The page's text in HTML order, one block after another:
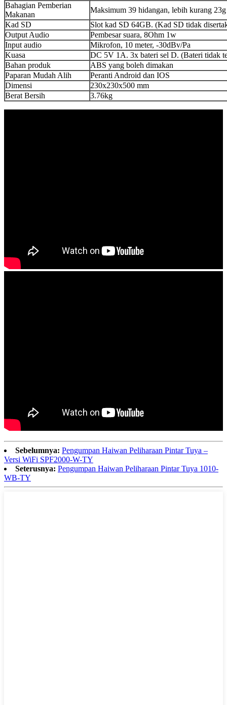
Bahagian Pemberian
Makanan
Maksimum 39 hidangan, lebih kurang
Kad SD
Slot kad SD 64GB. (Kad SD tidak
Output Audio
Pembesar suara, 8Ohm 1w
Input audio
Mikrofon, 10 meter, -30dBv/Pa
Kuasa
DC 5V 1A. 3x bateri sel D. (Bateri tidak
Bahan produk
ABS yang boleh dimakan
Paparan Mudah Alih
Peranti Android dan IOS
Dimensi
230x230x500 mm
Berat Bersih
3.76kg
Sebelumnya: Pengumpan Haiwan Peliharaan Pintar Tuya –
Versi WiFi SPF2000-W-TY
Seterusnya: Pengumpan Haiwan Peliharaan Pintar Tuya 1010-
WB-TY